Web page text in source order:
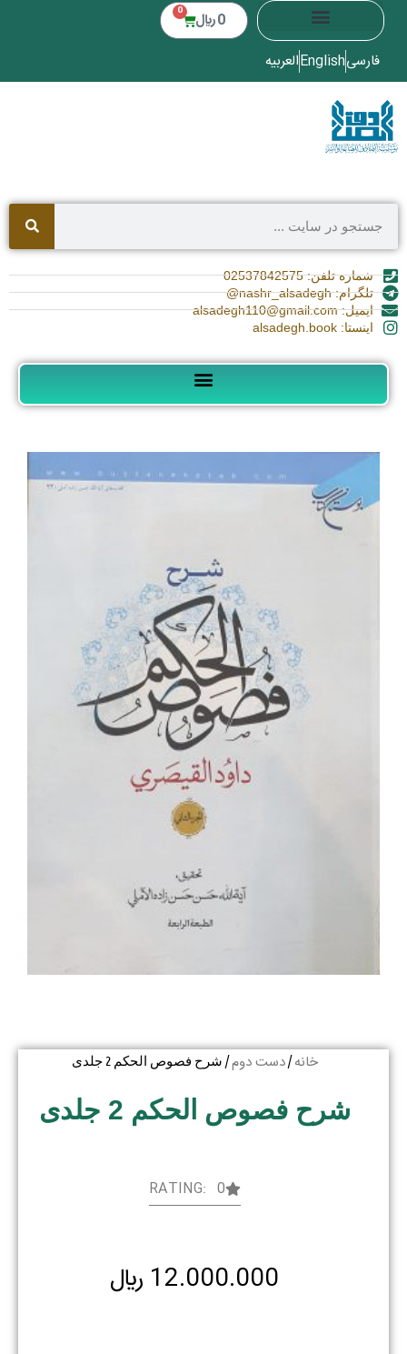
0 ﷼ 0
فارسیEnglishالعربیه
شماره تلفن: 02537842575
تلگرام: nashr_alsadegh@
ایمیل: alsadegh110@gmail.com
اینستا: alsadegh.book
خانه/دست دوم/ شرح فصوص الحکم 2 جلدی
شرح فصوص الحکم 2 جلدی
RATING: 0
12.000.000 ﷼